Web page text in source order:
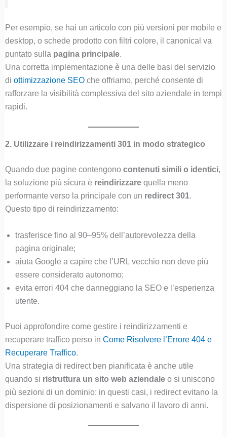
Per esempio, se hai un articolo con più versioni per mobile e
desktop, o schede prodotto con filtri colore, il canonical va
puntato sulla pagina principale.
Una corretta implementazione è una delle basi del servizio
di ottimizzazione SEOche offriamo, perché consente di
rafforzare la visibilità complessiva del sito aziendale in tempi
rapidi.
2. Utilizzare i reindirizzamenti 301 in modo strategico
Quando due pagine contengono contenuti simili o identici,
la soluzione più sicura è reindirizzarequella meno
performante verso la principale con un redirect 301.
Questo tipo di reindirizzamento:
trasferisce fino al 90–95% dell’autorevolezza della
pagina originale;
aiuta Google a capire che l’URL vecchio non deve più
essere considerato autonomo;
evita errori 404 che danneggiano la SEO e l’esperienza
utente.
Puoi approfondire come gestire i reindirizzamenti e
recuperare traffico perso in Come Risolvere l’Errore 404 e
Recuperare Traffico.
Una strategia di redirect ben pianificata è anche utile
quando si ristruttura un sito web aziendaleo si uniscono
più sezioni di un dominio: in questi casi, i redirect evitano la
dispersione di posizionamenti e salvano il lavoro di anni.